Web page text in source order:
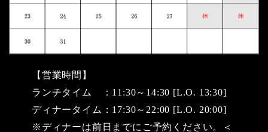
【営業時間】
ランチタイム ：11:30～14:30 [L.O. 13:30]
ディナータイム：17:30～22:00 [L.O. 20:00]
※ディナーは前日までにご予約ください。＜